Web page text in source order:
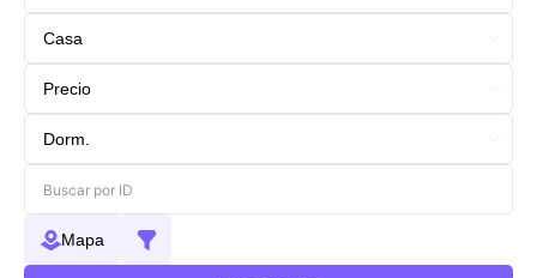
Mapa